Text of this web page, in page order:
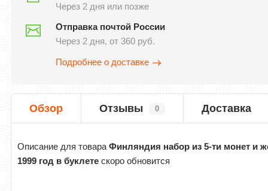
Через 2 дня или позже
Отправка почтой России
Через 2 дня, от 360 руб.
Подробнее о доставке
Обзор Отзывы 0 Доставка
Описание для товараФинляндия набор из 5-ти монет и
1999 год в буклете скоро обновится